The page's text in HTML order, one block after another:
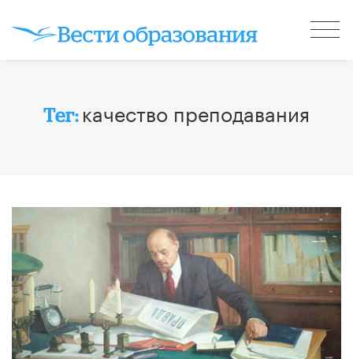
Тег: качество преподавания